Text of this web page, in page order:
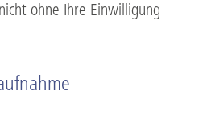
ohne Ihre Einwilligung